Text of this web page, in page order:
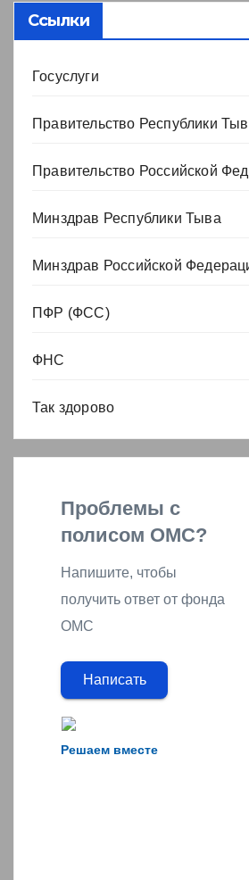
Ссылки
Госуслуги
Правительство Республики
Правительство Российской
Минздрав Республики Тыва
Минздрав Российской
ПФР (ФСС)
ФНС
Так здорово
Решаем вместе
Проблемы с
полисом ОМС?
Напишите, чтобы
получить ответ от фонда
ОМС
Написать